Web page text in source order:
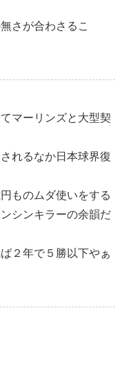
さが合わさるこ
マーリンズと大型契
れるなか日本球界復
ものムダ使いをする
シンキラーの余韻だ
２年で５勝以下やぁ